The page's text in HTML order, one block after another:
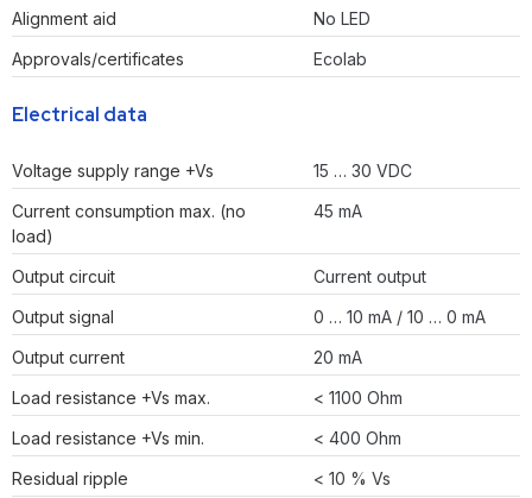
Alignment aid
No LED
Approvals/certificates
Ecolab
Electrical data
Voltage supply range +Vs
15 … 30 VDC
Current consumption max. (no
load)
45 mA
Output circuit
Current output
Output signal
0 … 10 mA / 10 … 0 mA
Output current
20 mA
Load resistance +Vs max.
< 1100 Ohm
Load resistance +Vs min.
< 400 Ohm
Residual ripple
< 10 % Vs